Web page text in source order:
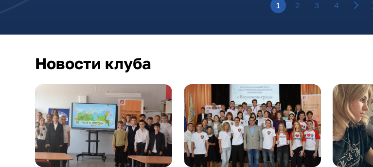
1 2 3 4
Новости клуба